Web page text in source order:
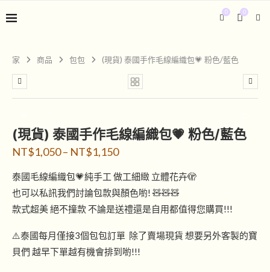
0
0
家 商品 包包 (現貨) 泰國手作毛線編織包💗 粉色/藍色
(現貨) 泰國手作毛線編織包💗 粉色/藍色
NT$1,050– NT$1,150
泰國毛線編織包💗純手工 做工細緻 立體花卉🫣
也可以私訊我們討論包款與顏色喲! 🧸🧸🧸
款式超美 絕不撞款 不論是送禮還是自用都值得您購買!!!
⚠️泰國每月僅接3個包包訂單 除了賣場現貨 想要另外客製的寶
貝們 越早下單越有機會排到喲!!!